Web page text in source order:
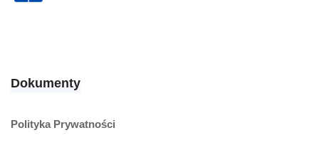
Dokumenty
Polityka Prywatności